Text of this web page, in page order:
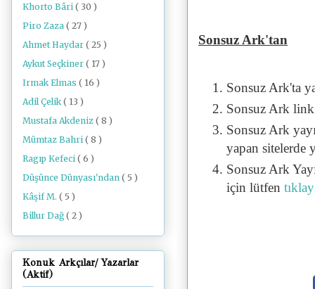
Sonsuz Ark'tan
Sonsuz Ark'ta
Sonsuz Ark
Sonsuz Ark
yapan sitelerde
Sonsuz Ark
için lütfen
Khorto Bâri ( 30 )
Piro Zaza ( 27 )
Ahmet Haydar ( 25 )
Aykut Seçkiner ( 17 )
Irmak Elmas ( 16 )
Adil Çelik ( 13 )
Mustafa Akdeniz ( 8 )
Mümtaz Bahri ( 8 )
Ragıp Kefeci ( 6 )
Düşünce Dünyası'ndan ( 5 )
Kâşif M. ( 5 )
Billur Dağ ( 2 )
Konuk Arkçılar/ Yazarlar
(Aktif)